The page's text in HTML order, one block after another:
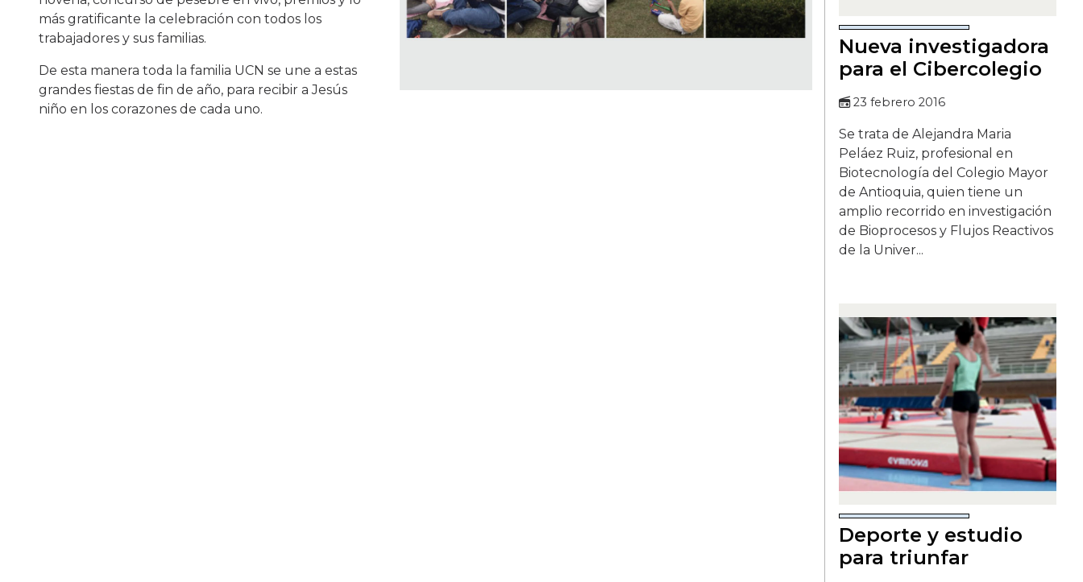
más gratificante la celebración con todos los
trabajadores y sus familias.
De esta manera toda la familia UCN se une a estas
grandes fiestas de fin de año, para recibir a Jesús
niño en los corazones de cada uno.
Nueva investigadora
para el Cibercolegio
23 febrero 2016
Se trata de Alejandra Maria
Peláez Ruiz, profesional en
Biotecnología del Colegio Mayor
de Antioquia, quien tiene un
amplio recorrido en investigación
de Bioprocesos y Flujos Reactivos
de la Univer...
Deporte y estudio
para triunfar